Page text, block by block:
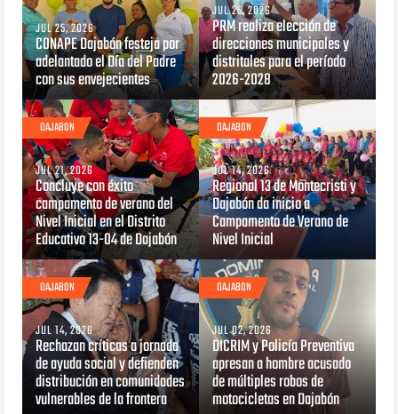
JUL 25, 2026
CONAPE Dajabón festeja por
adelantado el Día del Padre
con sus envejecientes
JUL 25, 2026
PRM realiza elección de
direcciones municipales y
distritales para el período
2026-2028
DAJABON
JUL 21, 2026
Concluye con éxito
campamento de verano del
Nivel Inicial en el Distrito
Educativo 13-04 de Dajabón
DAJABON
JUL 14, 2026
Regional 13 de Montecristi y
Dajabón da inicio a
Campamento de Verano de
Nivel Inicial
DAJABON
JUL 14, 2026
Rechazan críticas a jornada
de ayuda social y defienden
distribución en comunidades
vulnerables de la frontera
DAJABON
JUL 02, 2026
DICRIM y Policía Preventiva
apresan a hombre acusado
de múltiples robos de
motocicletas en Dajabón